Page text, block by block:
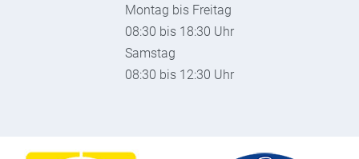
Montag bis Freitag
08:30 bis 18:30 Uhr
Samstag
08:30 bis 12:30 Uhr